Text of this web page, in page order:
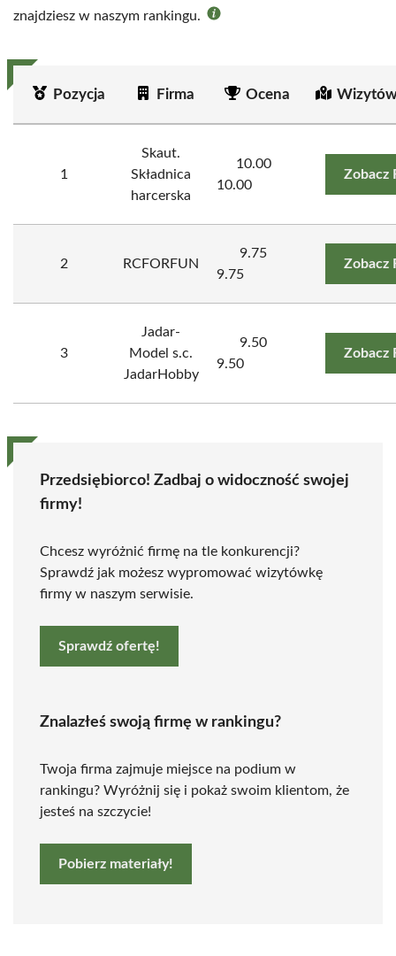
znajdziesz w naszym rankingu.
Pozycja Firma Ocena
1
Skaut.
Składnica
harcerska
10.00
10.00
Zobacz
2 RCFORFUN
9.75
9.75
Zobacz
3
Jadar-
Model s.c.
JadarHobby
9.50
9.50
Zobacz
Przedsiębiorco! Zadbaj o widoczność swojej
firmy!
Chcesz wyróżnić firmę na tle konkurencji?
Sprawdź jak możesz wypromować wizytówkę
firmy w naszym serwisie.
Sprawdź ofertę!
Znalazłeś swoją firmę w rankingu?
Twoja firma zajmuje miejsce na podium w
rankingu? Wyróżnij się i pokaż swoim klientom, że
jesteś na szczycie!
Pobierz materiały!